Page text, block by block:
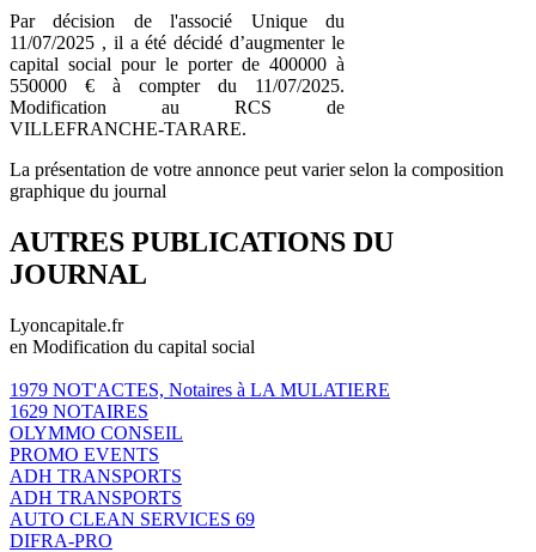
Par décision de l'associé Unique du
11/07/2025 , il a été décidé d’augmenter le
capital social pour le porter de 400000 à
550000 € à compter du 11/07/2025.
Modification au RCS de
VILLEFRANCHE-TARARE.
La présentation de votre annonce peut varier selon la composition
graphique du journal
AUTRES PUBLICATIONS DU
JOURNAL
Lyoncapitale.fr
en Modification du capital social
1979 NOT'ACTES, Notaires à LA MULATIERE
1629 NOTAIRES
OLYMMO CONSEIL
PROMO EVENTS
ADH TRANSPORTS
ADH TRANSPORTS
AUTO CLEAN SERVICES 69
DIFRA-PRO